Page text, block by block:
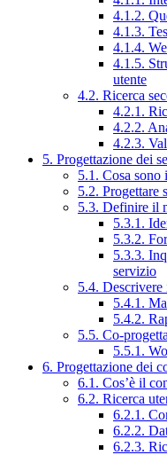
4.1.2.
4.1.3.
4.1.4.
4.1.5.
utente
4.2. Ricerca
4.2.1.
4.2.2.
4.2.3.
5. Progettazione dei
5.1. Cosa sono
5.2. Progettare
5.3. Definire il
5.3.1.
5.3.2.
5.3.3.
servizio
5.4.
5.4.1.
5.4.2.
5.5. Co-
5.5.1.
6. Progettazione dei
6.1. Cos’è il
6.2. Ricerca
6.2.1.
6.2.2.
6.2.3.